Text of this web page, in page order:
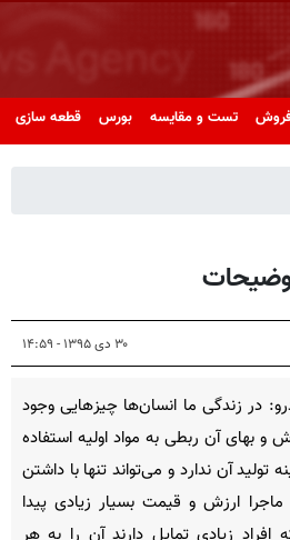
تست و مقایسه بورس قطعه سازی
۳۰ دی ۱۳۹۵ - ۱۴:۵۹
در زندگی ما انسان‌ها چیزهایی وجود
و بهای آن ربطی به مواد اولیه استفاده
تولید آن ندارد و می‌تواند تنها با داشتن
ماجرا ارزش و قیمت بسیار زیادی پیدا